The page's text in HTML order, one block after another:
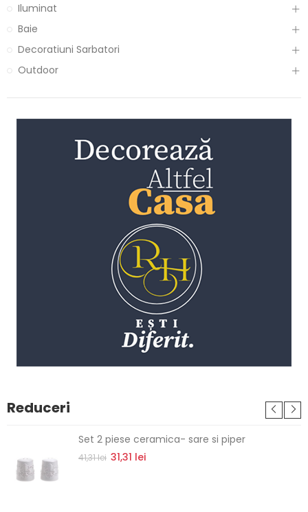
Iluminat
Baie
Decoratiuni Sarbatori
Outdoor
Reduceri
Set 2 piese ceramica- sare si piper
41,31 lei 31,31 lei